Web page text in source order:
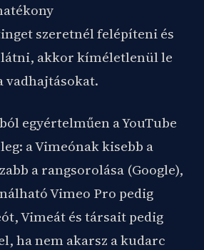
szeretnél felépíteni és
akkor kíméletlenül le
vadhajtásokat.
egyértelműen a YouTube
a Vimeónak kisebb a
a rangsorolása (Google),
Vimeo Pro pedig
Vimeát és társait pedig
ha nem akarsz a kudarc